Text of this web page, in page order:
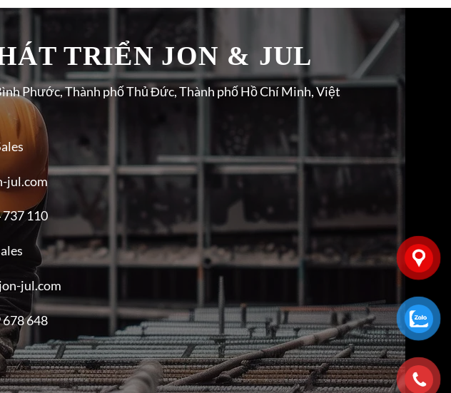
TRIỂN JON & JUL
Phước, Thành phố Thủ Đức, Thành phố Hồ Chí Minh, Việt
jul.com
737 110
jul.com
648